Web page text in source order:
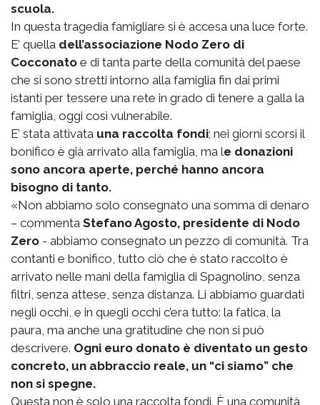
scuola.
In questa tragedia famigliare si è accesa una luce forte.
E’ quella dell’associazione Nodo Zero di
Cocconato e di tanta parte della comunità del paese
che si sono stretti intorno alla famiglia fin dai primi
istanti per tessere una rete in grado di tenere a galla la
famiglia, oggi così vulnerabile.
E’ stata attivata una raccolta fondi; nei giorni scorsi il
bonifico è già arrivato alla famiglia, ma le donazioni
sono ancora aperte, perché hanno ancora
bisogno di tanto.
«Non abbiamo solo consegnato una somma di denaro
– commenta Stefano Agosto, presidente di Nodo
Zero - abbiamo consegnato un pezzo di comunità. Tra
contanti e bonifico, tutto ciò che è stato raccolto è
arrivato nelle mani della famiglia di Spagnolino, senza
filtri, senza attese, senza distanza. Li abbiamo guardati
negli occhi, e in quegli occhi c’era tutto: la fatica, la
paura, ma anche una gratitudine che non si può
descrivere. Ogni euro donato è diventato un gesto
concreto, un abbraccio reale, un “ci siamo” che
non si spegne.
Questa non è solo una raccolta fondi. È una comunità